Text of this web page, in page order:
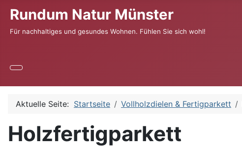
Rundum Natur Münster
Für nachhaltiges und gesundes Wohnen. Fühlen Sie sich wohl!
Aktuelle Seite: Startseite Vollholzdielen & Fertigparkett
Holzfertigparkett